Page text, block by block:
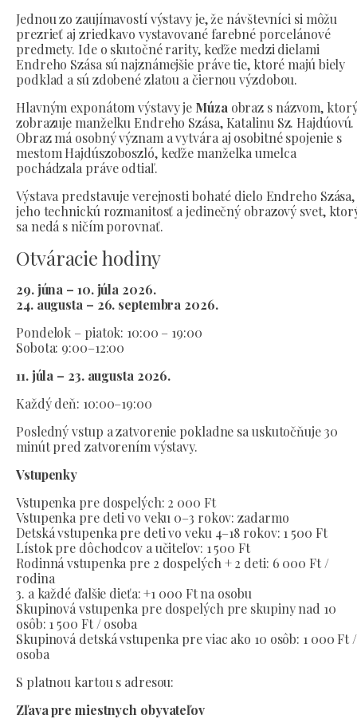
Jednou zo zaujímavostí výstavy je, že návštevníci si môžu
prezrieť aj zriedkavo vystavované farebné porcelánové
predmety. Ide o skutočné rarity, keďže medzi dielami
Endreho Szása sú najznámejšie práve tie, ktoré majú biely
podklad a sú zdobené zlatou a čiernou výzdobou.
Hlavným exponátom výstavy je Múza obraz s názvom,
zobrazuje manželku Endreho Szása, Katalinu Sz. Hajdúovú.
Obraz má osobný význam a vytvára aj osobitné spojenie s
mestom Hajdúszoboszló, keďže manželka umelca
pochádzala práve odtiaľ.
Výstava predstavuje verejnosti bohaté dielo Endreho Szása,
jeho technickú rozmanitosť a jedinečný obrazový svet,
sa nedá s ničím porovnať.
Otváracie hodiny
29. júna – 10. júla 2026.
24. augusta – 26. septembra 2026.
Pondelok – piatok: 10:00 – 19:00
Sobota: 9:00–12:00
11. júla – 23. augusta 2026.
Každý deň: 10:00–19:00
Posledný vstup a zatvorenie pokladne sa uskutočňuje 30
minút pred zatvorením výstavy.
Vstupenky
Vstupenka pre dospelých: 2 000 Ft
Vstupenka pre deti vo veku 0–3 rokov: zadarmo
Detská vstupenka pre deti vo veku 4–18 rokov: 1 500 Ft
Lístok pre dôchodcov a učiteľov: 1 500 Ft
Rodinná vstupenka pre 2 dospelých + 2 deti: 6 000 Ft /
rodina
3. a každé ďalšie dieťa: +1 000 Ft na osobu
Skupinová vstupenka pre dospelých pre skupiny nad 10
osôb: 1 500 Ft / osoba
Skupinová detská vstupenka pre viac ako 10 osôb: 1 000 Ft /
osoba
S platnou kartou s adresou:
Zľava pre miestnych obyvateľov